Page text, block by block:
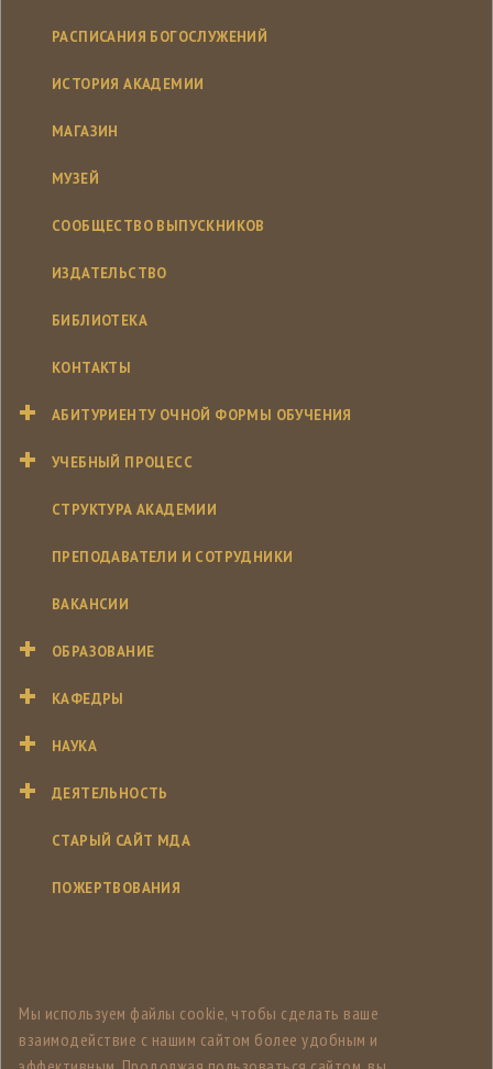
РАСПИСАНИЯ БОГОСЛУЖЕНИЙ
ИСТОРИЯ АКАДЕМИИ
МАГАЗИН
МУЗЕЙ
СООБЩЕСТВО ВЫПУСКНИКОВ
ИЗДАТЕЛЬСТВО
БИБЛИОТЕКА
КОНТАКТЫ
АБИТУРИЕНТУ ОЧНОЙ ФОРМЫ ОБУЧЕНИЯ
УЧЕБНЫЙ ПРОЦЕСС
СТРУКТУРА АКАДЕМИИ
ПРЕПОДАВАТЕЛИ И СОТРУДНИКИ
ВАКАНСИИ
ОБРАЗОВАНИЕ
КАФЕДРЫ
НАУКА
ДЕЯТЕЛЬНОСТЬ
СТАРЫЙ САЙТ МДА
ПОЖЕРТВОВАНИЯ
Мы используем файлы cookie, чтобы сделать ваше
взаимодействие с нашим сайтом более удобным и